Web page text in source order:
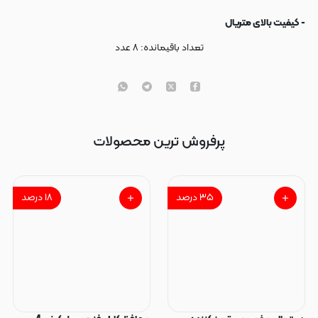
- کیفیت بالای متریال
تعداد باقیمانده: ۸عدد
پرفروش ترین محصولات
۳۵درصد ۱۸درصد